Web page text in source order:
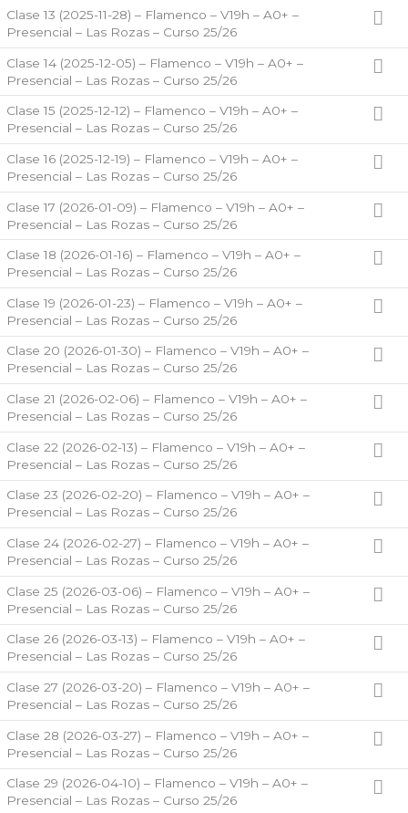
Clase 13 (2025-11-28) – Flamenco – V19h – A0+ –
Presencial – Las Rozas – Curso 25/26
Clase 14 (2025-12-05) – Flamenco – V19h – A0+ –
Presencial – Las Rozas – Curso 25/26
Clase 15 (2025-12-12) – Flamenco – V19h – A0+ –
Presencial – Las Rozas – Curso 25/26
Clase 16 (2025-12-19) – Flamenco – V19h – A0+ –
Presencial – Las Rozas – Curso 25/26
Clase 17 (2026-01-09) – Flamenco – V19h – A0+ –
Presencial – Las Rozas – Curso 25/26
Clase 18 (2026-01-16) – Flamenco – V19h – A0+ –
Presencial – Las Rozas – Curso 25/26
Clase 19 (2026-01-23) – Flamenco – V19h – A0+ –
Presencial – Las Rozas – Curso 25/26
Clase 20 (2026-01-30) – Flamenco – V19h – A0+ –
Presencial – Las Rozas – Curso 25/26
Clase 21 (2026-02-06) – Flamenco – V19h – A0+ –
Presencial – Las Rozas – Curso 25/26
Clase 22 (2026-02-13) – Flamenco – V19h – A0+ –
Presencial – Las Rozas – Curso 25/26
Clase 23 (2026-02-20) – Flamenco – V19h – A0+ –
Presencial – Las Rozas – Curso 25/26
Clase 24 (2026-02-27) – Flamenco – V19h – A0+ –
Presencial – Las Rozas – Curso 25/26
Clase 25 (2026-03-06) – Flamenco – V19h – A0+ –
Presencial – Las Rozas – Curso 25/26
Clase 26 (2026-03-13) – Flamenco – V19h – A0+ –
Presencial – Las Rozas – Curso 25/26
Clase 27 (2026-03-20) – Flamenco – V19h – A0+ –
Presencial – Las Rozas – Curso 25/26
Clase 28 (2026-03-27) – Flamenco – V19h – A0+ –
Presencial – Las Rozas – Curso 25/26
Clase 29 (2026-04-10) – Flamenco – V19h – A0+ –
Presencial – Las Rozas – Curso 25/26